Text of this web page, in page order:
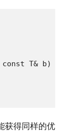
T& b) {
获得同样的优